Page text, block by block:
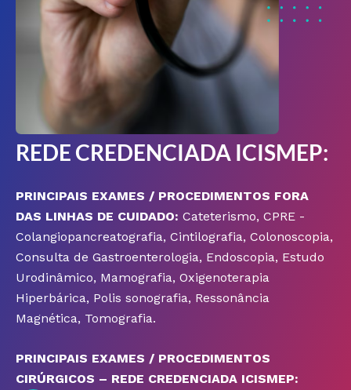
REDE CREDENCIADA ICISMEP:
PRINCIPAIS EXAMES / PROCEDIMENTOS FORA
DAS LINHAS DE CUIDADO: Cateterismo, CPRE -
Colangiopancreatografia, Cintilografia, Colonoscopia,
Consulta de Gastroenterologia, Endoscopia, Estudo
Urodinâmico, Mamografia, Oxigenoterapia
Hiperbárica, Polis sonografia, Ressonância
Magnética, Tomografia.
PRINCIPAIS EXAMES / PROCEDIMENTOS
CIRÚRGICOS – REDE CREDENCIADA ICISMEP: